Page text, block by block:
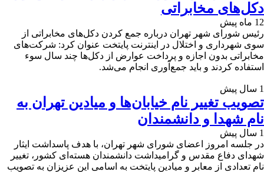
دکل‌های مخابراتی
12 ماه پیش
رئیس شورای شهر تهران درباره جمع کردن دکل‌های مخابراتی از
سوی شهرداری و اختلال در اینترنت پایتخت عنوان کرد: شرکت‌های
مخابراتی بدون اجازه و پرداخت عوارض از دکل‌ها چند سال سوء
استفاده کردند و باید جمع‌آوری انجام می‌شد.
1 سال پیش
تصویب تغییر نام خیابان‌ها و میادین تهران به
نام شهدا و دانشمندان
1 سال پیش
در جلسه امروز اعضای شورای شهر تهران، با هدف پاسداشت ایثار
شهدای دفاع مقدس و گرامیداشت دانشمندان هسته‌ای کشور، تغییر
نام تعدادی از معابر و میادین پایتخت به اسامی این عزیزان به تصویب